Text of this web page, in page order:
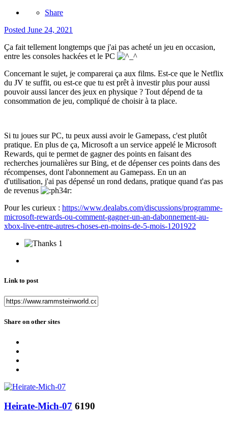
Share
Posted June 24, 2021
Ça fait tellement longtemps que j'ai pas acheté un jeu en occasion,
entre les consoles hackées et le PC
Concernant le sujet, je comparerai ça aux films. Est-ce que le Netflix
du JV te suffit, ou est-ce que tu est prêt à investir plus pour aussi
pouvoir aussi lancer des jeux en physique ? Tout dépend de ta
consommation de jeu, compliqué de choisir à ta place.
Si tu joues sur PC, tu peux aussi avoir le Gamepass, c'est plutôt
pratique. En plus de ça, Microsoft a un service appelé le Microsoft
Rewards, qui te permet de gagner des points en faisant des
recherches journalières sur Bing, et de dépenser ces points dans des
récompenses, dont l'abonnement au Gamepass. En un an
d'utilisation, j'ai pas dépensé un rond dedans, pratique quand t'as pas
de revenus
Pour les curieux : https://www.dealabs.com/discussions/programme-
microsoft-rewards-ou-comment-gagner-un-an-dabonnement-au-
xbox-live-entre-autres-choses-en-moins-de-5-mois-1201922
1
Link to post
Share on other sites
Heirate-Mich-07 6190